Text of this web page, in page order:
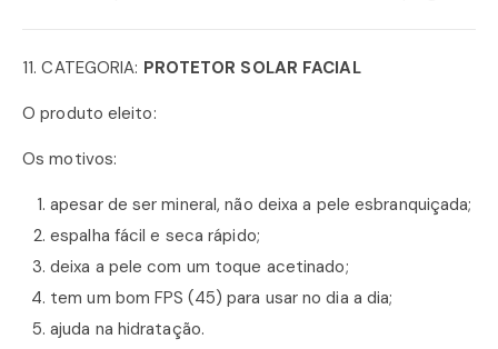
11. CATEGORIA: PROTETOR SOLAR FACIAL
O produto eleito:
Os motivos:
apesar de ser mineral, não deixa a pele esbranquiçada;
espalha fácil e seca rápido;
deixa a pele com um toque acetinado;
tem um bom FPS (45) para usar no dia a dia;
ajuda na hidratação.